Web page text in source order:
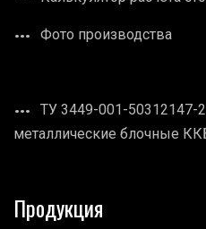
Фото производства
ТУ 3449-001-50312147-
металлические блочные
Продукция